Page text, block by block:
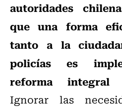
autoridades
que una forma
tanto a la
policías es
reforma integral
Ignorar las